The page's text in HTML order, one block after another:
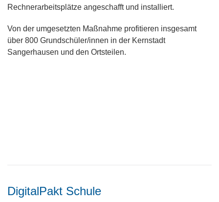
Rechnerarbeitsplätze angeschafft und installiert.
Von der umgesetzten Maßnahme profitieren insgesamt
über 800 Grundschüler/innen in der Kernstadt
Sangerhausen und den Ortsteilen.
DigitalPakt Schule